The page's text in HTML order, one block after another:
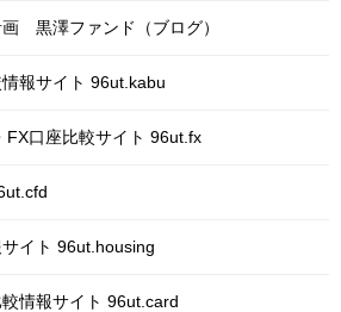
黒澤ファンド（ブログ）
報サイト 96ut.kabu
FX口座比較サイト 96ut.fx
イト 96ut.housing
情報サイト 96ut.card